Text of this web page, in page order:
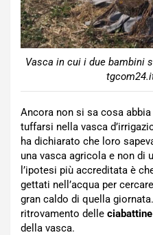
Vasca in cui i due bambini
Ancora non si sa cosa
tuffarsi nella vasca
ha dichiarato che loro
una vasca agricola e non di
l’ipotesi più accreditata è
gettati nell’acqua per
gran caldo di quella
ritrovamento delle ciabattine
della vasca.